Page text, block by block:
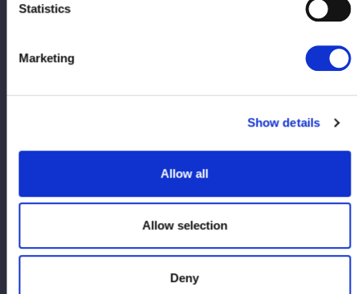
Statistics
Marketing
Show details
Allow all
Allow selection
Deny
Pencocokan tag 6-orang